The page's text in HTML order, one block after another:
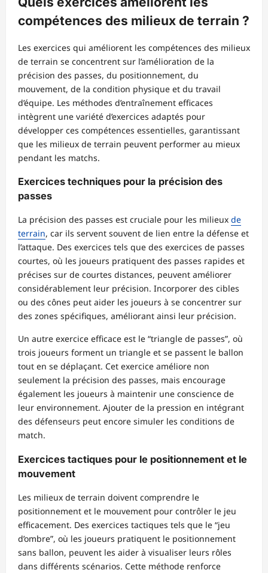
compétences des milieux de terrain ?
Les exercices qui améliorent les compétences des milieux
de terrain se concentrent sur l’amélioration de la
précision des passes, du positionnement, du
mouvement, de la condition physique et du travail
d’équipe. Les méthodes d’entraînement efficaces
intègrent une variété d’exercices adaptés pour
développer ces compétences essentielles, garantissant
que les milieux de terrain peuvent performer au mieux
pendant les matchs.
Exercices techniques pour la précision des
passes
La précision des passes est cruciale pour les milieux de
terrain, car ils servent souvent de lien entre la défense et
l’attaque. Des exercices tels que des exercices de passes
courtes, où les joueurs pratiquent des passes rapides et
précises sur de courtes distances, peuvent améliorer
considérablement leur précision. Incorporer des cibles
ou des cônes peut aider les joueurs à se concentrer sur
des zones spécifiques, améliorant ainsi leur précision.
Un autre exercice efficace est le “triangle de passes”, où
trois joueurs forment un triangle et se passent le ballon
tout en se déplaçant. Cet exercice améliore non
seulement la précision des passes, mais encourage
également les joueurs à maintenir une conscience de
leur environnement. Ajouter de la pression en intégrant
des défenseurs peut encore simuler les conditions de
match.
Exercices tactiques pour le positionnement et le
mouvement
Les milieux de terrain doivent comprendre le
positionnement et le mouvement pour contrôler le jeu
efficacement. Des exercices tactiques tels que le “jeu
d’ombre”, où les joueurs pratiquent le positionnement
sans ballon, peuvent les aider à visualiser leurs rôles
dans différents scénarios. Cette méthode renforce